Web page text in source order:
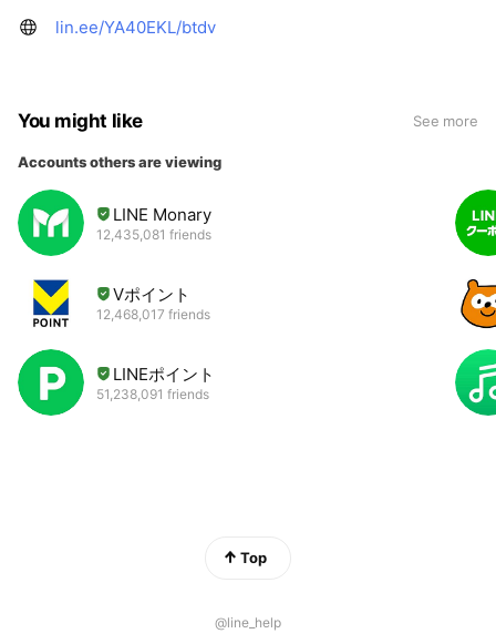
lin.ee/YA40EKL/btdv
You might like See more
Accounts others are viewing
LINE Monary
12,435,081 friends
Vポイント
12,468,017 friends
LINEポイント
51,238,091 friends
Top
@line_help